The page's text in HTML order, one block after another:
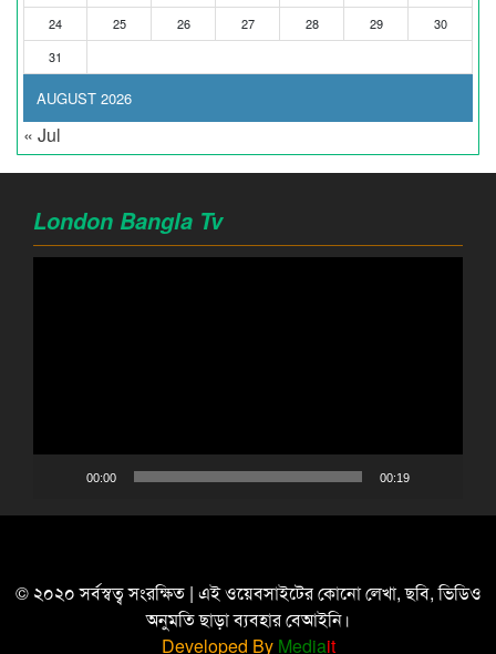
AUGUST 2026
24
25 26 27 28 29
30
31
« Jul
London Bangla Tv
00:00 00:19
© ২০২০ সর্বস্বত্ব সংরক্ষিত | এই ওয়েবসাইটের কোনো লেখা, ছবি, ভিডিও
অনুমতি ছাড়া ব্যবহার বেআইনি।
Developed By Mediait